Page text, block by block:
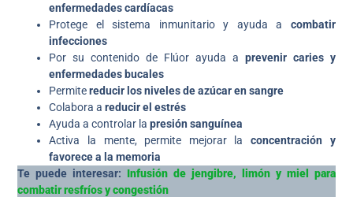
enfermedades cardíacas
Protege el sistema inmunitario y ayuda a combatir
infecciones
Por su contenido de Flúor ayuda a prevenir caries y
enfermedades bucales
Permitereducir los niveles de azúcar en sangre
Colabora areducir el estrés
Ayuda a controlar lapresión sanguínea
Activa la mente, permite mejorar laconcentración y
favorece a la memoria
Te puede interesar: Infusión de jengibre, limón y miel para
combatir resfríos y congestión